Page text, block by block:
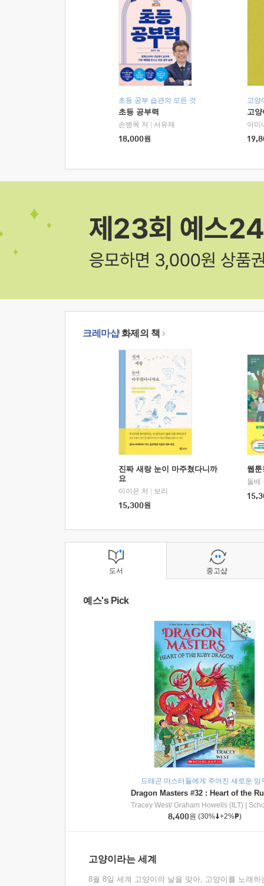
초등 공부 습관의 모든 것
초등 공부력
손병목 저
서유재
18,000원
고양
고
이미
크레마샵화제의 책
진짜 새랑 눈이 마주쳤다니까
요
이이은 저
보리
15,300원
웹
돌배
도서
예스's Pick
드래곤 마스터들에게 주어진 새로운 임
Tracey West/ Graham Howells (ILT)
8,400원 (30% +2% )
고양이라는 세계
8월 8일 세계 고양이의 날을 맞아, 고양이를 노래하
중고샵